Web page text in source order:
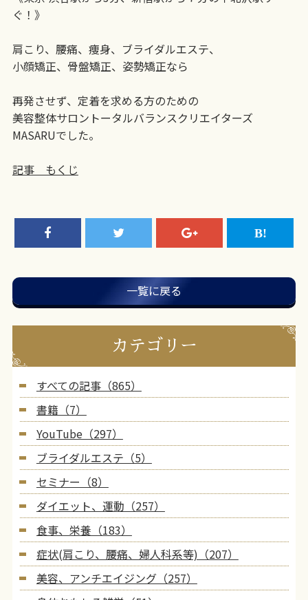
ぐ！》
肩こり、腰痛、痩身、ブライダルエステ、
小顔矯正、骨盤矯正、姿勢矯正なら
再発させず、定着を求める方のための
美容整体サロントータルバランスクリエイターズ
MASARUでした。
記事 もくじ
一覧に戻る
カテゴリー
すべての記事（865）
書籍（7）
YouTube（297）
ブライダルエステ（5）
セミナー（8）
ダイエット、運動（257）
食事、栄養（183）
症状(肩こり、腰痛、婦人科系等)（207）
美容、アンチエイジング（257）